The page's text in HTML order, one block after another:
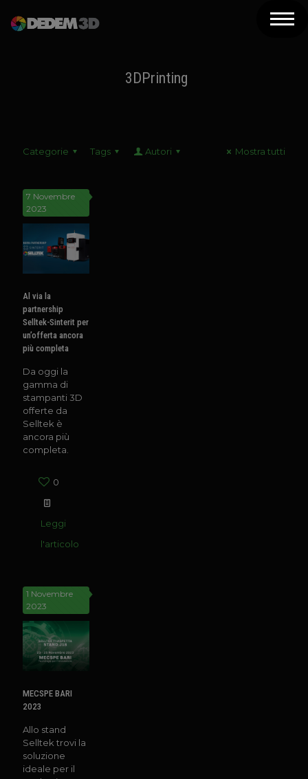
Assistenza
Contatti
Newsletter
3DPrinting
Categorie Tags Autori Mostra tutti
7 Novembre
2023
Al via la
partnership
Selltek-Sinterit per
un’offerta ancora
più completa
Da oggi la
gamma di
stampanti 3D
offerte da
Selltek è
ancora più
completa.
0
Leggi
l'articolo
1 Novembre
2023
MECSPE BARI
2023
Allo stand
Selltek trovi la
soluzione
ideale per il